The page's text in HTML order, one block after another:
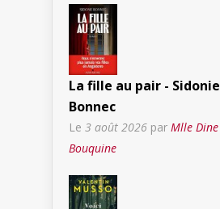
La fille au pair - Sidonie
Bonnec
Le 3 août 2026 par Mlle Dine
Bouquine